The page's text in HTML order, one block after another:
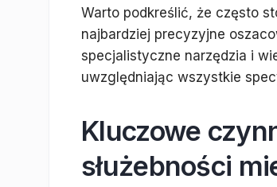
Warto podkreślić, że często
najbardziej precyzyjne
specjalistyczne narzędzia i
uwzględniając wszystkie
Kluczowe
służebności